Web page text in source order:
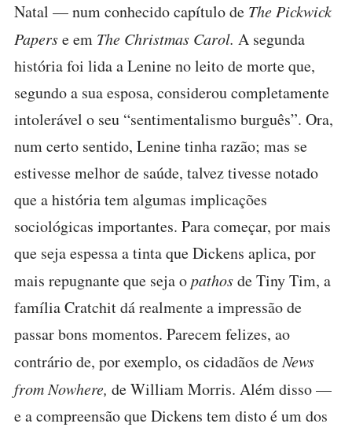
Natal — num conhecido capítulo de The Pickwick
Paperse em The Christmas Carol. A segunda
história foi lida a Lenine no leito de morte que,
segundo a sua esposa, considerou completamente
intolerável o seu “sentimentalismo burguês”. Ora,
num certo sentido, Lenine tinha razão; mas se
estivesse melhor de saúde, talvez tivesse notado
que a história tem algumas implicações
sociológicas importantes. Para começar, por mais
que seja espessa a tinta que Dickens aplica, por
mais repugnante que seja opathosde Tiny Tim, a
família Cratchit dá realmente a impressão de
passar bons momentos. Parecem felizes, ao
contrário de, por exemplo, os cidadãos deNews
from Nowhere, de William Morris. Além disso —
e a compreensão que Dickens tem disto é um dos